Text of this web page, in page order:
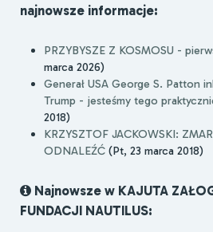
najnowsze informacje:
PRZYBYSZE Z KOSMOSU -
marca 2026)
Generał USA George S. Patton
Trump - jesteśmy tego
2018)
KRZYSZTOF JACKOWSKI:
ODNALEŹĆ (Pt, 23 marca 2018)
Najnowsze w KAJUTA
FUNDACJI NAUTILUS: